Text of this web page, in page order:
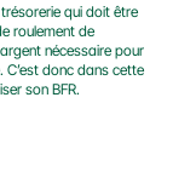
qui doit être
roulement de
nécessaire pour
donc dans cette
son BFR.